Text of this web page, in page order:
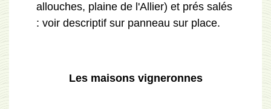
allouches, plaine de l'Allier) et prés salés
: voir descriptif sur panneau sur place.
Les maisons vigneronnes